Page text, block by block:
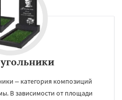
– категория композиций
В зависимости от площади